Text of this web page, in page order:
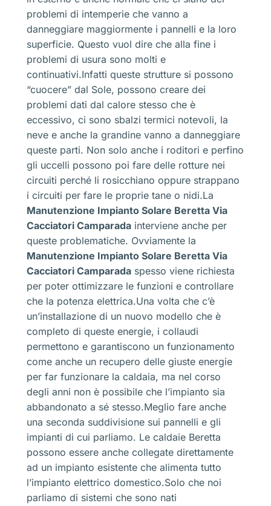
problemi di intemperie che vanno a
danneggiare maggiormente i pannelli e la loro
superficie. Questo vuol dire che alla fine i
problemi di usura sono molti e
continuativi.Infatti queste strutture si possono
“cuocere” dal Sole, possono creare dei
problemi dati dal calore stesso che è
eccessivo, ci sono sbalzi termici notevoli, la
neve e anche la grandine vanno a danneggiare
queste parti. Non solo anche i roditori e perfino
gli uccelli possono poi fare delle rotture nei
circuiti perché li rosicchiano oppure strappano
i circuiti per fare le proprie tane o nidi.La
Manutenzione Impianto Solare Beretta Via
Cacciatori Camparada interviene anche per
queste problematiche. Ovviamente la
Manutenzione Impianto Solare Beretta Via
Cacciatori Camparada spesso viene richiesta
per poter ottimizzare le funzioni e controllare
che la potenza elettrica.Una volta che c’è
un’installazione di un nuovo modello che è
completo di queste energie, i collaudi
permettono e garantiscono un funzionamento
come anche un recupero delle giuste energie
per far funzionare la caldaia, ma nel corso
degli anni non è possibile che l’impianto sia
abbandonato a sé stesso.Meglio fare anche
una seconda suddivisione sui pannelli e gli
impianti di cui parliamo. Le caldaie Beretta
possono essere anche collegate direttamente
ad un impianto esistente che alimenta tutto
l’impianto elettrico domestico.Solo che noi
parliamo di sistemi che sono nati